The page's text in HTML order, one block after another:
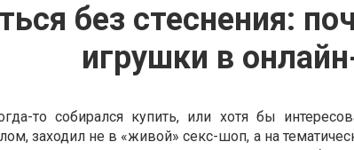
без стеснения:
игрушки в
то собирался купить, или хотя бы
заходил не в «живой» секс-шоп, а на